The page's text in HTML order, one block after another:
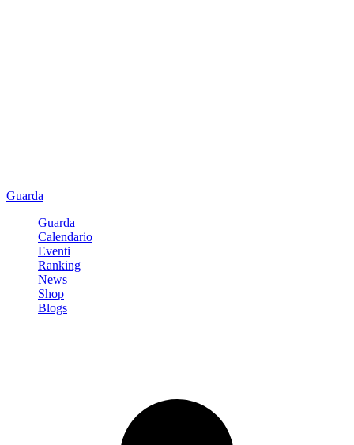
Guarda
Guarda
Calendario
Eventi
Ranking
News
Shop
Blogs